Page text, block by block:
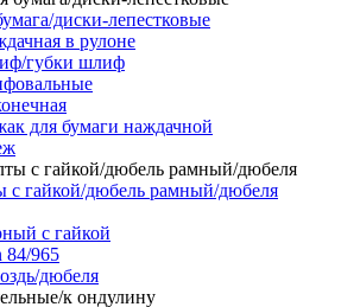
диски-лепестковые
в рулоне
губки шлиф
для бумаги наждачной
с гайкой/дюбель рамный/дюбеля
с гайкой
965
дюбеля